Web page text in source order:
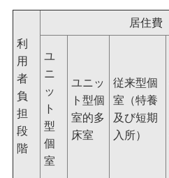
利
用
者
負
担
段
階
居住費
ユ
ニ
ッ
ト
型
個
室
ユニッ
ト型個
室的多
床室
従来型個
室（特養
及び短期
入所）